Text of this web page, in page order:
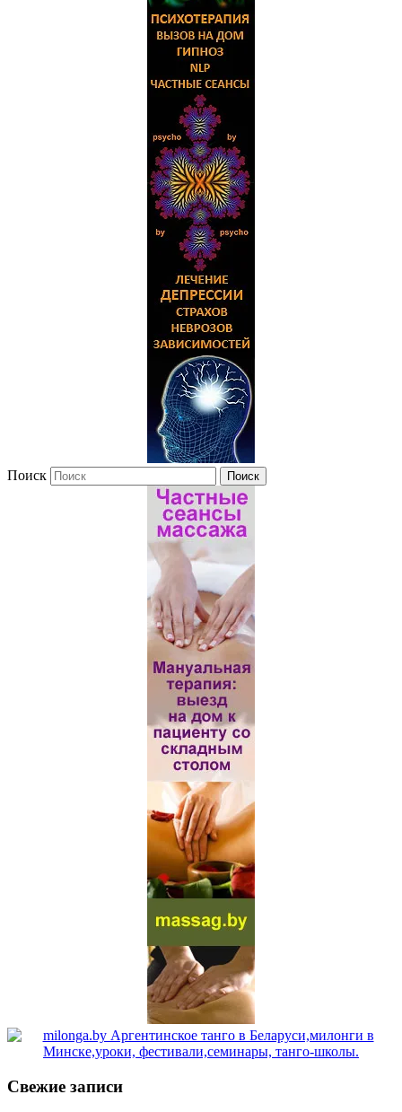
Поиск
Свежие записи